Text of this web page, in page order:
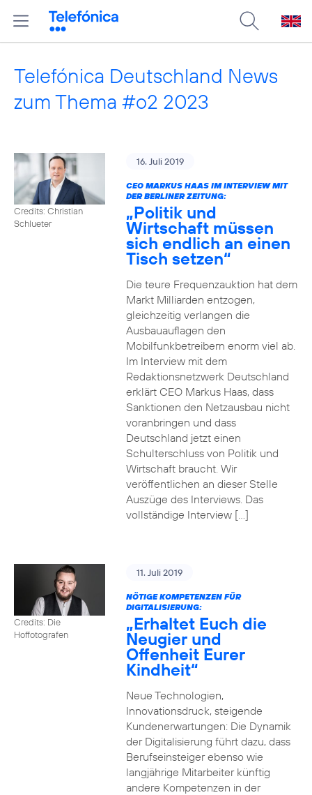
Telefónica Deutschland News
zum Thema #o2 2023
Credits: Christian
Schlueter
16. Juli 2019
CEO MARKUS HAAS IM INTERVIEW MIT
DER BERLINER ZEITUNG:
„Politik und
Wirtschaft müssen
sich endlich an einen
Tisch setzen“
Die teure Frequenzauktion hat dem
Markt Milliarden entzogen,
gleichzeitig verlangen die
Ausbauauflagen den
Mobilfunkbetreibern enorm viel ab.
Im Interview mit dem
Redaktionsnetzwerk Deutschland
erklärt CEO Markus Haas, dass
Sanktionen den Netzausbau nicht
voranbringen und dass
Deutschland jetzt einen
Schulterschluss von Politik und
Wirtschaft braucht. Wir
veröffentlichen an dieser Stelle
Auszüge des Interviews. Das
vollständige Interview […]
Credits: Die
Hoffotografen
11. Juli 2019
NÖTIGE KOMPETENZEN FÜR
DIGITALISIERUNG:
„Erhaltet Euch die
Neugier und
Offenheit Eurer
Kindheit“
Neue Technologien,
Innovationsdruck, steigende
Kundenerwartungen: Die Dynamik
der Digitalisierung führt dazu, dass
Berufseinsteiger ebenso wie
langjährige Mitarbeiter künftig
andere Kompetenzen in der